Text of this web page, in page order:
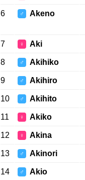
6 ♂ Akeno
7 ♀ Aki
8 ♂ Akihiko
9 ♂ Akihiro
10 ♂ Akihito
11 ♀ Akiko
12 ♀ Akina
13 ♂ Akinori
14 ♂ Akio